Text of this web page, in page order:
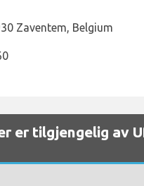
Zaventem, Belgium
er tilgjengelig av